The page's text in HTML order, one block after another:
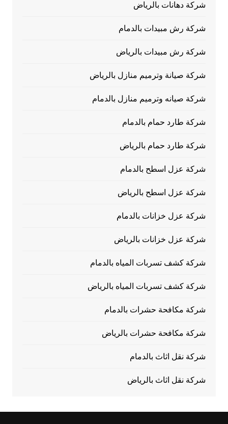
شركة دهانات بالرياض
شركة رش مبيدات بالدمام
شركة رش مبيدات بالرياض
شركة صيانة وترميم منازل بالرياض
شركة صيانه وترميم منازل بالدمام
شركة طارد حمام بالدمام
شركة طارد حمام بالرياض
شركة عزل اسطح بالدمام
شركة عزل اسطح بالرياض
شركة عزل خزانات بالدمام
شركة عزل خزانات بالرياض
شركة كشف تسربات المياه بالدمام
شركة كشف تسربات المياه بالرياض
شركة مكافحة حشرات بالدمام
شركة مكافحة حشرات بالرياض
شركة نقل اثاث بالدمام
شركة نقل اثاث بالرياض